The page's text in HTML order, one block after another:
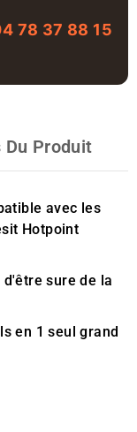
78 37 88 15
Du Produit
avec les
Hotpoint
sure de la
en 1 seul grand